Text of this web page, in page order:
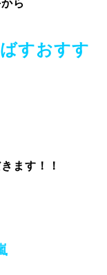
ら
すおすす
ます！！